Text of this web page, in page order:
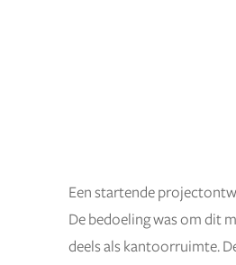
Een startende
De bedoeling was om dit
deels als kantoorruimte.